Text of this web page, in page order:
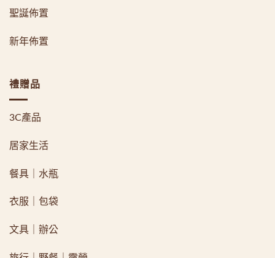
聖誕佈置
新年佈置
禮贈品
3C產品
居家生活
餐具｜水瓶
衣服｜包袋
文具｜辦公